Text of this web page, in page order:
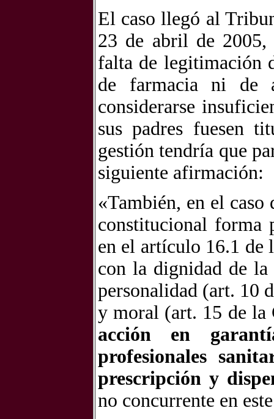
El caso llegó al
23 de abril de 2005,
falta de legitimación
de farmacia ni de
considerarse
sus padres fuesen
gestión tendría que
siguiente afirmación:
«También, en el
constitucional forma
en el artículo 16.1 de
con la dignidad de
personalidad (art. 10
y moral (art. 15 de
acción en
profesionales
prescripción y
no concurrente en